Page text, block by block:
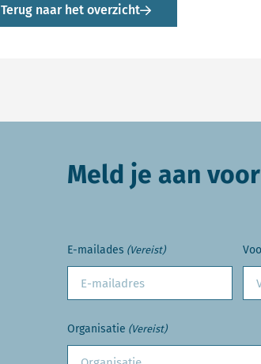
Terug naar het overzicht
Meld je aan
E-mailades (Vereist)
Organisatie (Vereist)